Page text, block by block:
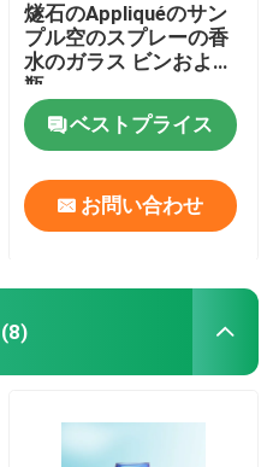
燧石のAppliquéのサン
プル空のスプレーの香
水のガラス ビンおよび
瓶
ベストプライス
お問い合わせ
(8)